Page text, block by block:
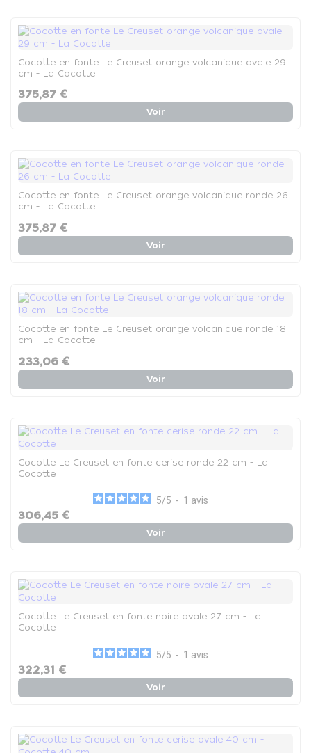
Cocotte en fonte Le Creuset orange volcanique ovale 29
cm - La Cocotte
375,87 €
Voir
Cocotte en fonte Le Creuset orange volcanique ronde 26
cm - La Cocotte
375,87 €
Voir
Cocotte en fonte Le Creuset orange volcanique ronde 18
cm - La Cocotte
233,06 €
Voir
Cocotte Le Creuset en fonte cerise ronde 22 cm - La
Cocotte
5/5 - 1 avis
306,45 €
Voir
Cocotte Le Creuset en fonte noire ovale 27 cm - La
Cocotte
5/5 - 1 avis
322,31 €
Voir